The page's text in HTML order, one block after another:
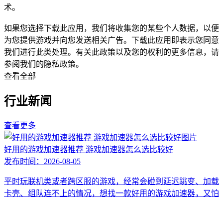
术。
如果您选择下载此应用，我们将收集您的某些个人数据，以便
为您提供游戏并向您发送相关广告。下载此应用即表示您同意
我们进行此类处理。有关此政策以及您的权利的更多信息，请
参阅我们的隐私政策。
查看全部
行业新闻
查看更多
好用的游戏加速器推荐 游戏加速器怎么选比较好
发布时间： 2026-08-05
平时玩联机类或者跨区服的游戏，经常会碰到延迟跳变、加载
卡壳、组队连不上的情况，想找一款好用的游戏加速器，又怕